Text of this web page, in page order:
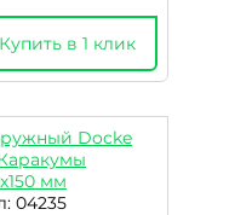
Купить в 1 клик
Docke
мм
04235